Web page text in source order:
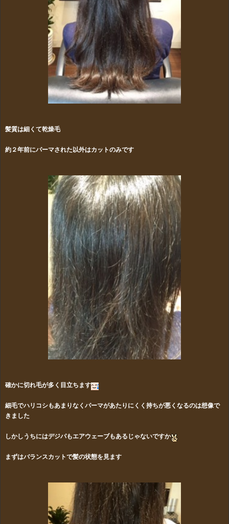
髪質は細くて乾燥毛
約２年前にパーマされた以外はカットのみです
確かに切れ毛が多く目立ちます
細毛でハリコシもあまりなくパーマがあたりにくく持ちが悪くなるのは想像で
きました
しかしうちにはデジパもエアウェーブもあるじゃないですか
まずはバランスカットで髪の状態を見ます